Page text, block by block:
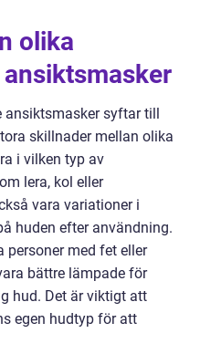
olika
syftar till
skillnader mellan olika
i vilken typ av
lera, kol eller
vara variationer i
huden efter användning.
personer med fet eller
bättre lämpade för
hud. Det är viktigt att
egen hudtyp för att